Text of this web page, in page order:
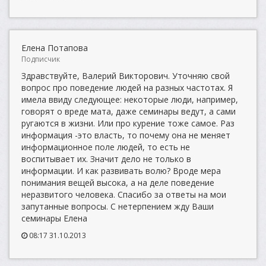
Елена Потапова
Подписчик
Здравствуйте, Валерий Викторович. Уточняю свой
вопрос про поведение людей на разных частотах. Я
имела ввиду следующее: некоторые люди, например,
говорят о вреде мата, даже семинары ведут, а сами
ругаются в жизни. Или про курение тоже самое. Раз
информация -это власть, то почему она не меняет
информационное поле людей, то есть не
воспитывает их. Значит дело не только в
информации. И как развивать волю? Вроде мера
понимания вещей высока, а на деле поведение
неразвитого человека. Спасибо за ответы на мои
запутанные вопросы. С нетерпением жду Ваши
семинары Елена
08:17 31.10.2013